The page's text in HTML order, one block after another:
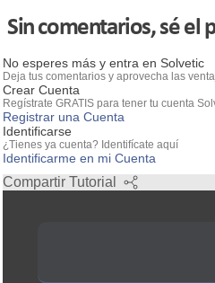
Sin comentarios, sé el
No esperes más y entra en Solvetic
Deja tus comentarios y aprovecha las
Crear Cuenta
Regístrate GRATIS para tener tu cuenta
Registrar una Cuenta
Identificarse
¿Tienes ya cuenta? Identifícate aquí
Identificarme en mi Cuenta
Compartir Tutorial